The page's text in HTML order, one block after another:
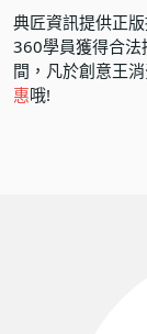
典匠資訊提供正
360學員獲得合法
間，凡於創意王
惠哦!